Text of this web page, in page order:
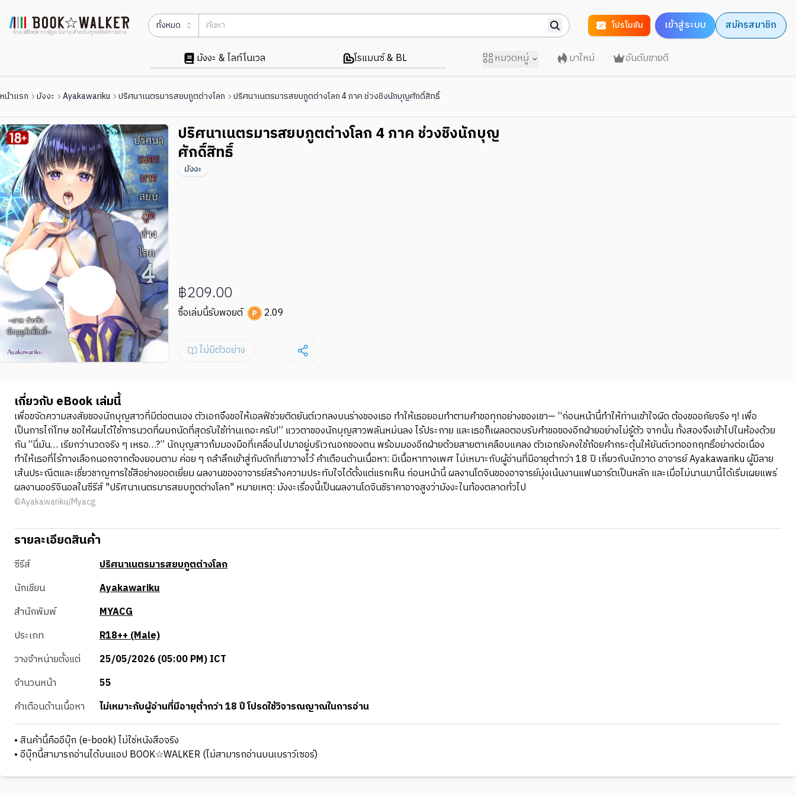
ร้าน eBook การ์ตูน นิยาย สำหรับทุกสไตล์การอ่าน
ทั้งหมด โปรโมชัน เข้าสู่ระบบ สมัครสมาชิก
มังงะ & ไลท์โนเวล โรแมนซ์ & BL หมวดหมู่ มาใหม่ อันดับขายดี
หน้าแรก มังงะ Ayakawariku ปริศนาเนตรมารสยบภูตต่างโลก ปริศนาเนตรมารสยบภูตต่างโลก 4 ภาค ช่วงชิงนักบุญศักดิ์สิทธิ์
ปริศนาเนตรมารสยบภูตต่างโลก 4 ภาค ช่วงชิงนักบุญ
ศักดิ์สิทธิ์
มังงะ
฿209.00
ซื้อเล่มนี้รับพอยต์ 2.09
ไม่มีตัวอย่าง
เกี่ยวกับ eBook เล่มนี้
เพื่อขจัดความสงสัยของนักบุญสาวที่มีต่อตนเอง ตัวเอกจึงขอให้เอลฟ์ช่วยติดยันต์เวทลงบนร่างของเธอ ทำให้เธอยอมทำตามคำขอทุกอย่างของเขา— “ก่อนหน้านี้ทำให้ท่านเข้าใจผิด ต้องขออภัยจริง ๆ! เพื่อ
เป็นการไถ่โทษ ขอให้ผมได้ใช้การนวดที่ผมถนัดที่สุดรับใช้ท่านเถอะครับ!” แววตาของนักบุญสาวพลันหม่นลง ไร้ประกาย และเธอก็เผลอตอบรับคำขอของอีกฝ่ายอย่างไม่รู้ตัว จากนั้น ทั้งสองจึงเข้าไปในห้องด้วย
กัน “นี่มัน… เรียกว่านวดจริง ๆ เหรอ…?” นักบุญสาวก้มมองมือที่เคลื่อนไปมาอยู่บริเวณอกของตน พร้อมมองอีกฝ่ายด้วยสายตาเคลือบแคลง ตัวเอกยังคงใช้ถ้อยคำกระตุ้นให้ยันต์เวทออกฤทธิ์อย่างต่อเนื่อง
ทำให้เธอที่ไร้ทางเลือกนอกจากต้องยอมตาม ค่อย ๆ ถลำลึกเข้าสู่กับดักที่เขาวางไว้ คำเตือนด้านเนื้อหา: มีเนื้อหาทางเพศ ไม่เหมาะกับผู้อ่านที่มีอายุต่ำกว่า 18 ปี เกี่ยวกับนักวาด อาจารย์ Ayakawariku ผู้มีลาย
เส้นประณีตและเชี่ยวชาญการใช้สีอย่างยอดเยี่ยม ผลงานของอาจารย์สร้างความประทับใจได้ตั้งแต่แรกเห็น ก่อนหน้านี้ ผลงานโดจินของอาจารย์มุ่งเน้นงานแฟนอาร์ตเป็นหลัก และเมื่อไม่นานมานี้ได้เริ่มเผยแพร่
ผลงานออริจินอลในซีรีส์ "ปริศนาเนตรมารสยบภูตต่างโลก" หมายเหตุ: มังงะเรื่องนี้เป็นผลงานโดจินชิราคาอาจสูงว่ามังงะในท้องตลาดทั่วไป
©Ayakawariku/Myacg
รายละเอียดสินค้า
ซีรีส์
ปริศนาเนตรมารสยบภูตต่างโลก
นักเขียน
Ayakawariku
สำนักพิมพ์
MYACG
ประเภท
R18++ (Male)
วางจำหน่ายตั้งแต่
25/05/2026 (05:00 PM) ICT
จำนวนหน้า
55
คำเตือนด้านเนื้อหา
ไม่เหมาะกับผู้อ่านที่มีอายุต่ำกว่า 18 ปี โปรดใช้วิจารณญาณในการอ่าน
• สินค้านี้คืออีบุ๊ก (e-book) ไม่ใช่หนังสือจริง
• อีบุ๊กนี้สามารถอ่านได้บนแอป BOOK☆WALKER (ไม่สามารถอ่านบนเบราว์เซอร์)